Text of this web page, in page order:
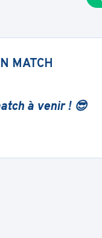
MATCH
à venir ! 😎